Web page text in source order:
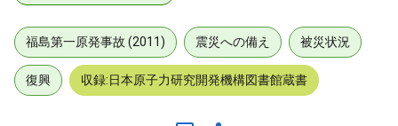
福島第一原発事故 (2011) 震災への備え 被災状況
復興 収録:日本原子力研究開発機構図書館蔵書